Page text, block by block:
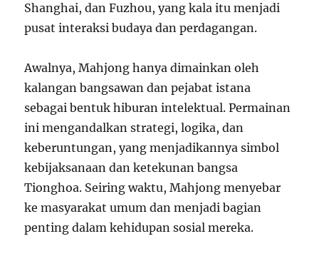
Shanghai, dan Fuzhou, yang kala itu menjadi
pusat interaksi budaya dan perdagangan.
Awalnya, Mahjong hanya dimainkan oleh
kalangan bangsawan dan pejabat istana
sebagai bentuk hiburan intelektual. Permainan
ini mengandalkan strategi, logika, dan
keberuntungan, yang menjadikannya simbol
kebijaksanaan dan ketekunan bangsa
Tionghoa. Seiring waktu, Mahjong menyebar
ke masyarakat umum dan menjadi bagian
penting dalam kehidupan sosial mereka.